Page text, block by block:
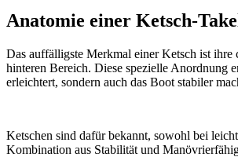
Anatomie einer Ketsch-
Das auffälligste Merkmal einer Ketsch ist ihre
hinteren Bereich. Diese spezielle Anordnung
erleichtert, sondern auch das Boot stabiler
Ketschen sind dafür bekannt, sowohl bei
Kombination aus Stabilität und